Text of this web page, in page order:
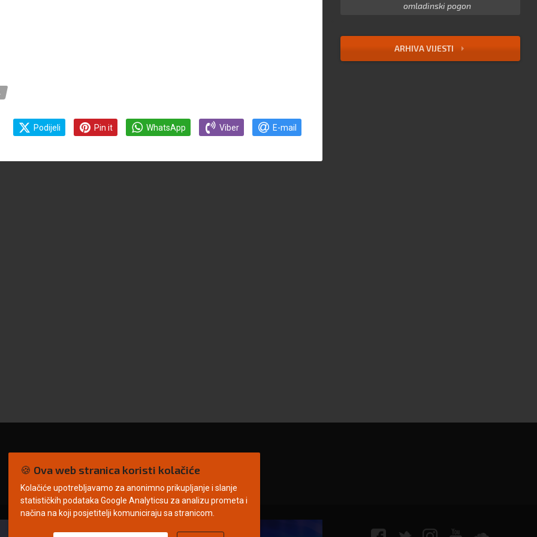
Podijeli Pin it WhatsApp Viber E-mail
omladinski pogon
ARHIVA VIJESTI
🍪 Ova web stranica koristi kolačiće
Kolačiće upotrebljavamo za anonimno prikupljanje i slanje
statističkih podataka Google Analyticsu za analizu prometa i
načina na koji posjetitelji komuniciraju sa stranicom.